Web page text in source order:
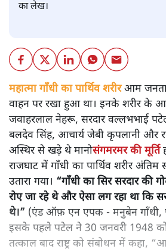
का लेख।
महात्मा गाँधी का पार्थिव शरीर आम
वाहन पर रखा हुआ था। इनके शरीर के
जवाहरलाल नेहरू, सरदार वल्लभभाई
बलदेव सिंह, आचार्य जेबी कृपलानी और
अस्थिर से खड़े थे मानोसंगमरमर की मूर्ति
राजघाट में गाँधी का पार्थिव शरीर
उतारा गया। “गाँधी का सिर सरदार की
रोए जा रहे थे और ऐसा लग रहा था कि
थे।” (एंड ऑफ़ एन एपक - मनुबेन गाँधी,
इसके पहले पटेल ने 30 जनवरी 1948 को
तत्काल बाद राष्ट्र को संबोधन में कहा,